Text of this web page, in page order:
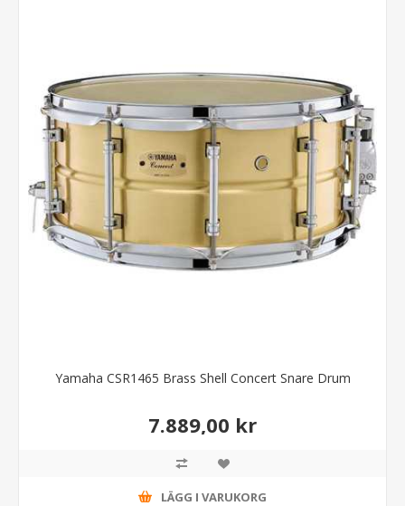
Yamaha CSR1465 Brass Shell Concert Snare Drum
7.889,00 kr
LÄGG I VARUKORG